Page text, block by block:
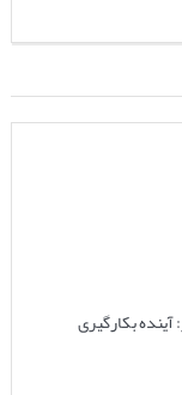
بکارگیری